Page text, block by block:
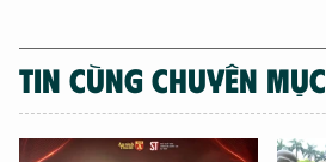
TIN CÙNG CHUYÊN MỤC